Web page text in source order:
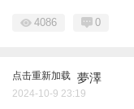
4086 0
点击重新加载 夢澤
2024-10-9 23:19